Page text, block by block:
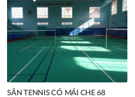
SÂN TENNIS CÓ MÁI CHE 68